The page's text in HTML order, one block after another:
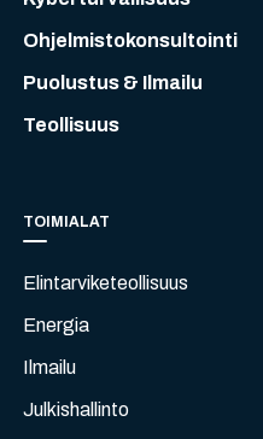
Ohjelmistokonsultointi
Puolustus & Ilmailu
Teollisuus
TOIMIALAT
Elintarviketeollisuus
Energia
Ilmailu
Julkishallinto